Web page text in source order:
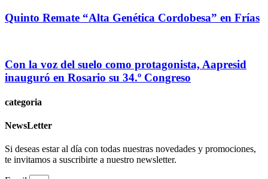
Quinto Remate “Alta Genética Cordobesa” en Frías
Con la voz del suelo como protagonista, Aapresid
inauguró en Rosario su 34.º Congreso
categoria
NewsLetter
Si deseas estar al día con todas nuestras novedades y promociones,
te invitamos a suscribirte a nuestro newsletter.